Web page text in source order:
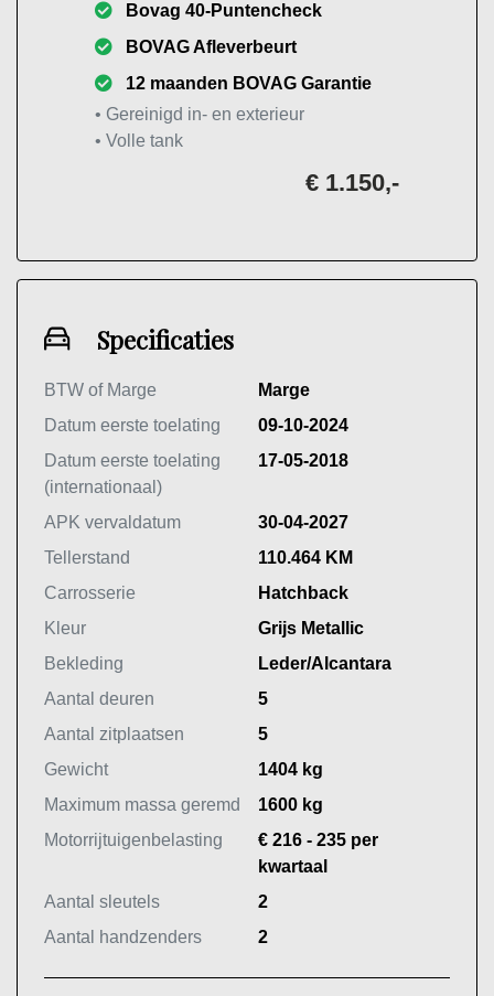
Bovag 40-Puntencheck
BOVAG Afleverbeurt
12 maanden BOVAG Garantie
• Gereinigd in- en exterieur
• Volle tank
€ 1.150,-
Specificaties
BTW of Marge
Marge
Datum eerste toelating
09-10-2024
Datum eerste toelating
(internationaal)
17-05-2018
APK vervaldatum
30-04-2027
Tellerstand
110.464 KM
Carrosserie
Hatchback
Kleur
Grijs Metallic
Bekleding
Leder/Alcantara
Aantal deuren
5
Aantal zitplaatsen
5
Gewicht
1404 kg
Maximum massa geremd
1600 kg
Motorrijtuigenbelasting
€ 216 - 235 per
kwartaal
Aantal sleutels
2
Aantal handzenders
2